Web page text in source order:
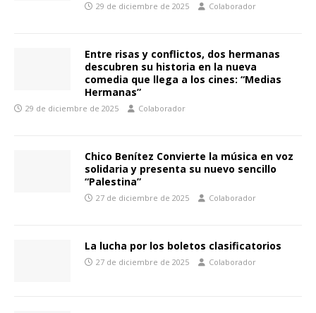
29 de diciembre de 2025 Colaborador
Entre risas y conflictos, dos hermanas
descubren su historia en la nueva
comedia que llega a los cines: “Medias
Hermanas”
29 de diciembre de 2025 Colaborador
Chico Benítez Convierte la música en voz
solidaria y presenta su nuevo sencillo
“Palestina”
27 de diciembre de 2025 Colaborador
La lucha por los boletos clasificatorios
27 de diciembre de 2025 Colaborador